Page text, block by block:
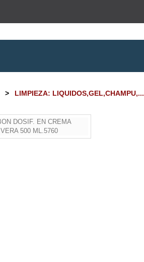
> LIMPIEZA: LIQUIDOS,GEL,CHAMPU,...